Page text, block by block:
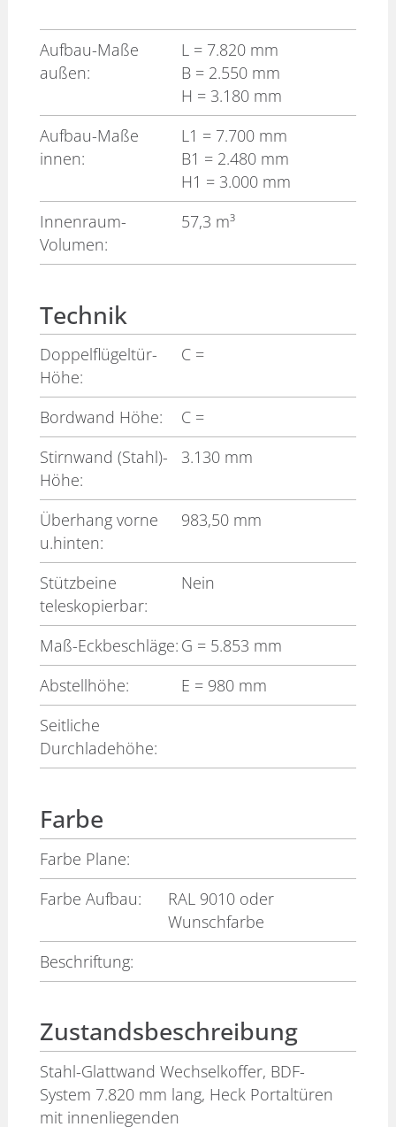
Aufbau-Maße
außen:
L = 7.820 mm
B = 2.550 mm
H = 3.180 mm
Aufbau-Maße
innen:
L1 = 7.700 mm
B1 = 2.480 mm
H1 = 3.000 mm
Innenraum-
Volumen:
57,3 m³
Technik
Doppelflügeltür-
Höhe:
C =
Bordwand Höhe: C =
Stirnwand (Stahl)-
Höhe:
3.130 mm
Überhang vorne
u.hinten:
983,50 mm
Stützbeine
teleskopierbar:
Nein
Maß-Eckbeschläge: G = 5.853 mm
Abstellhöhe:
E = 980 mm
Seitliche
Durchladehöhe:
Farbe
Farbe Plane:
Farbe Aufbau:
RAL 9010 oder
Wunschfarbe
Beschriftung:
Zustandsbeschreibung
Stahl-Glattwand Wechselkoffer, BDF-
System 7.820 mm lang, Heck Portaltüren
mit innenliegenden